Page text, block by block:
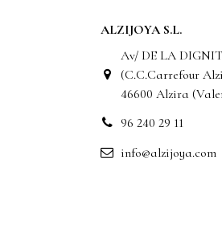
ALZIJOYA S.L.
Av/ DE LA
(C.C.Carrefour
46600 Alzira
96 240 29 11
info@alzijoya.com